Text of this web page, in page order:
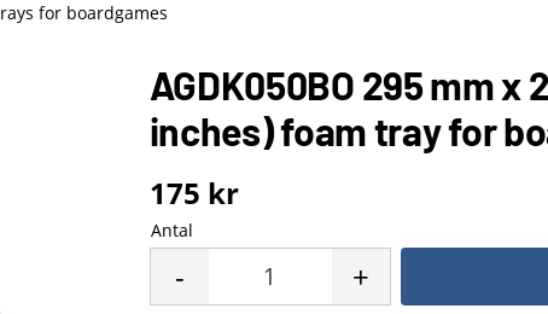
for boardgames
AGDK050BO 295 mm x
inches) foam tray for
175 kr
Antal
+
-